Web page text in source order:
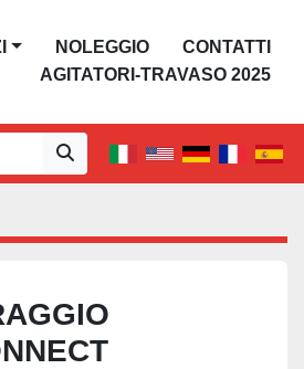
NOLEGGIO
CONTATTI
AGITATORI-TRAVASO 2025